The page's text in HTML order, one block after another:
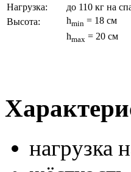
Нагрузка:
до 110 кг на
Высота:
hmin = 18 см
hmax = 20 см
нагрузка